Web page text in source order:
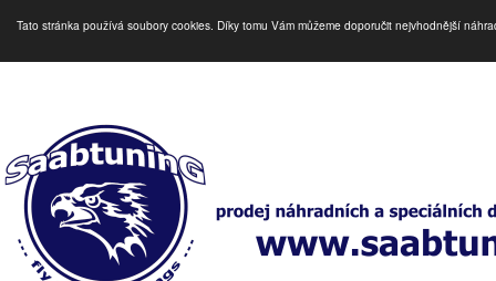
Tato stránka používá soubory cookies. Díky tomu Vám můžeme doporučit nejvhodnější